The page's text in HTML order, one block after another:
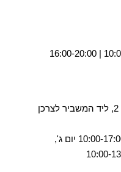
שעות פעילות ימים א', ב', ד', ה', 10:00-17:00 יום ג',